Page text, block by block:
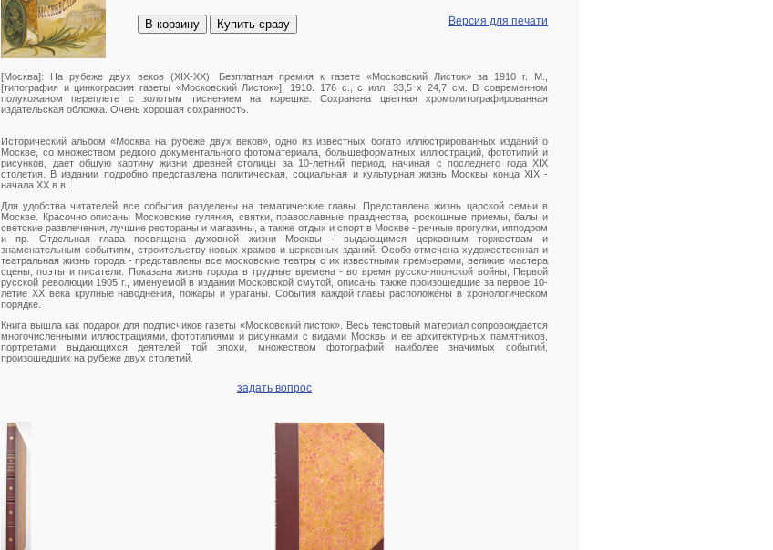
В корзину Купить сразу Версия для печати
[Москва]: На рубеже двух веков (XIX-XX). Безплатная премия к газете «Московский Листок» за 1910 г. М.,
[типография и цинкография газеты «Московский Листок»], 1910. 176 с., с илл. 33,5 х 24,7 см. В современном
полукожаном переплете с золотым тиснением на корешке. Сохранена цветная хромолитографированная
издательская обложка. Очень хорошая сохранность.
Исторический альбом «Москва на рубеже двух веков», одно из известных богато иллюстрированных изданий о
Москве, со множеством редкого документального фотоматериала, большеформатных иллюстраций, фототипий и
рисунков, дает общую картину жизни древней столицы за 10-летний период, начиная с последнего года XIХ
столетия. В издании подробно представлена политическая, социальная и культурная жизнь Москвы конца ХIХ -
начала ХХ в.в.
Для удобства читателей все события разделены на тематические главы. Представлена жизнь царской семьи в
Москве. Красочно описаны Московские гуляния, святки, православные празднества, роскошные приемы, балы и
светские развлечения, лучшие рестораны и магазины, а также отдых и спорт в Москве - речные прогулки, ипподром
и пр. Отдельная глава посвящена духовной жизни Москвы - выдающимся церковным торжествам и
знаменательным событиям, строительству новых храмов и церковных зданий. Особо отмечена художественная и
театральная жизнь города - представлены все московские театры с их известными премьерами, великие мастера
сцены, поэты и писатели. Показана жизнь города в трудные времена - во время русско-японской войны, Первой
русской революции 1905 г., именуемой в издании Московской смутой, описаны также произошедшие за первое 10-
летие ХХ века крупные наводнения, пожары и ураганы. События каждой главы расположены в хронологическом
порядке.
Книга вышла как подарок для подписчиков газеты «Московский листок». Весь текстовый материал сопровождается
многочисленными иллюстрациями, фототипиями и рисунками с видами Москвы и ее архитектурных памятников,
портретами выдающихся деятелей той эпохи, множеством фотографий наиболее значимых событий,
произошедших на рубеже двух столетий.
задать вопрос